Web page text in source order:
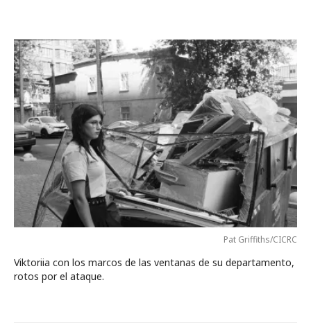
Pat Griffiths/CICRC
Viktoriia con los marcos de las ventanas de su departamento,
rotos por el ataque.